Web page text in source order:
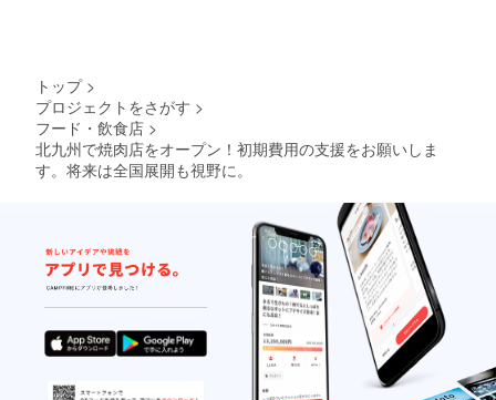
トップ >
プロジェクトをさがす >
フード・飲食店 >
北九州で焼肉店をオープン！初期費用の支援をお願いしま
す。将来は全国展開も視野に。